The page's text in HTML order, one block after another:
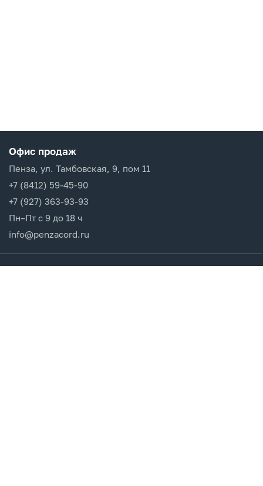
Офис продаж
Пенза, ул. Тамбовская, 9, пом 11
+7 (8412) 59-45-90
+7 (927) 363-93-93
Пн–Пт с 9 до 18 ч
info@penzacord.ru
Производители